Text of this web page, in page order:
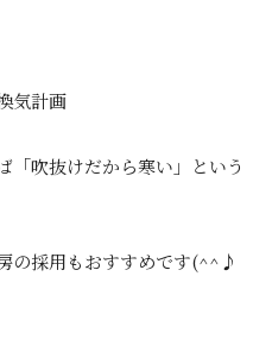
気計画
「吹抜けだから寒い」という
の採用もおすすめです(^^♪